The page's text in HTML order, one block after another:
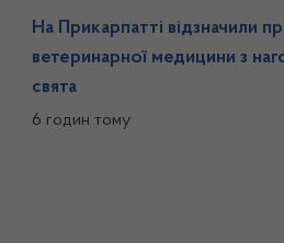
На Прикарпатті відзначили
ветеринарної медицини з
свята
6 годин тому